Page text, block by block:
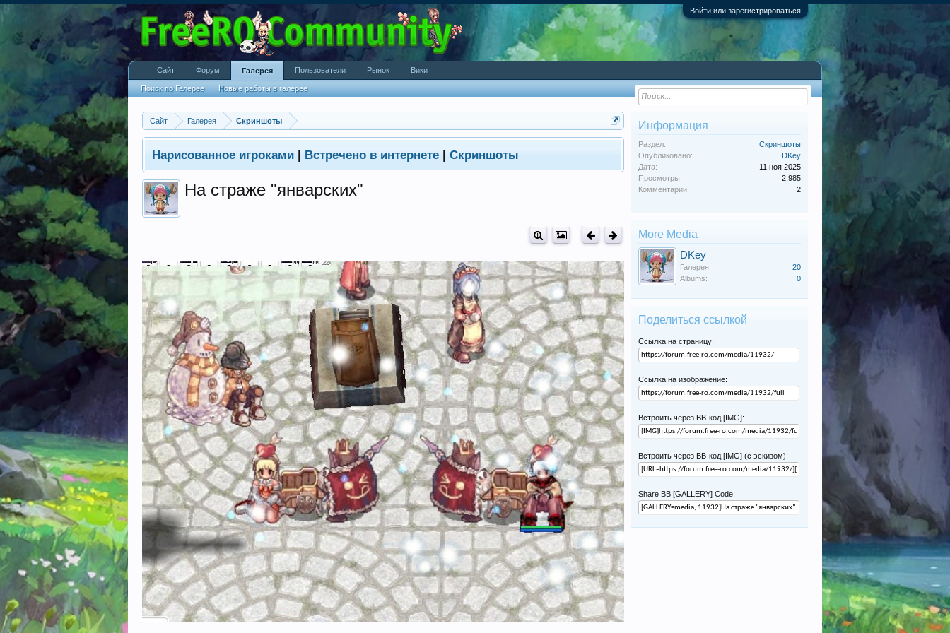
Войти или зарегистрироваться
Сайт Галерея Скриншоты
Нарисованное игроками | Встречено в интернете | Скриншоты
На страже "январских"
Информация
Раздел:
Скриншоты
Опубликовано:
DKey
Дата:
11 ноя 2025
Просмотры:
2,985
Комментарии:
2
More Media
DKey
Галерея:
20
Albums:
0
Поделиться ссылкой
Ссылка на страницу:
Ссылка на изображение:
Встроить через BB-код [IMG]:
Встроить через BB-код [IMG] (с эскизом):
Share BB [GALLERY] Code:
Сайт Форум Галерея
Поиск по Галерее Новые работы в галерее
Пользователи Рынок Вики